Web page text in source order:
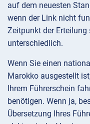
auf dem neuesten
wenn der Link nicht
Zeitpunkt der
unterschiedlich.
Wenn Sie einen
Marokko ausgestellt
Ihrem Führerschein
benötigen. Wenn ja,
Übersetzung Ihres